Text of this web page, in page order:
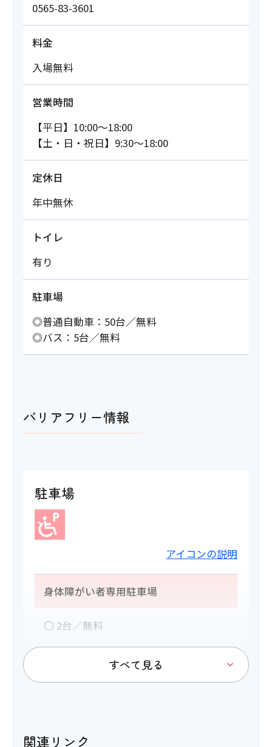
0565-83-3601
料金
入場無料
営業時間
【平日】10:00～18:00
【土・日・祝日】9:30～18:00
定休日
年中無休
トイレ
有り
駐車場
◎普通自動車：50台／無料
◎バス：5台／無料
バリアフリー情報
駐車場
アイコンの説明
身体障がい者専用駐車場
〇 2台／無料
トイレ
関連リンク